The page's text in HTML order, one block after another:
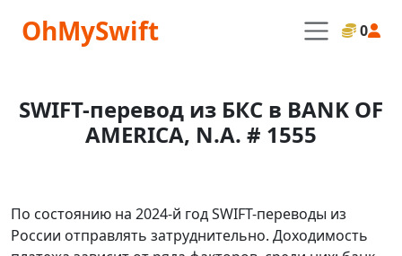
OhMySwift 0
SWIFT-перевод из БКС в BANK OF
AMERICA, N.A. # 1555
По состоянию на 2024-й год SWIFT-переводы из
России отправлять затруднительно. Доходимость